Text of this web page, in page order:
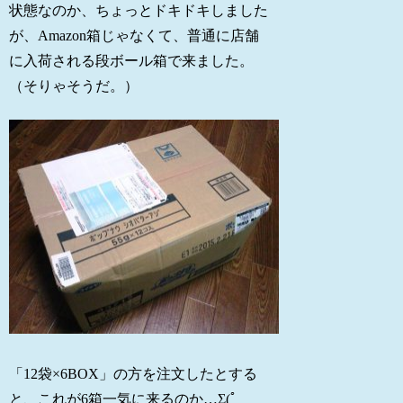
状態なのか、ちょっとドキドキしました
が、Amazon箱じゃなくて、普通に店舗
に入荷される段ボール箱で来ました。
（そりゃそうだ。）
「12袋×6BOX」の方を注文したとする
と、これが6箱一気に来るのか…Σ(ﾟ